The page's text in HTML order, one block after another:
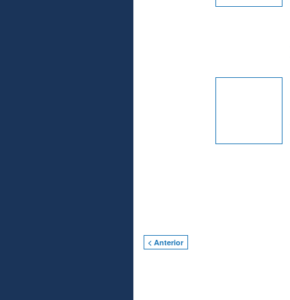
< Anterior